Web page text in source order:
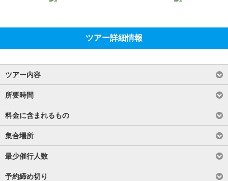
ツアー詳細情報
ツアー内容
所要時間
料金に含まれるもの
集合場所
最少催行人数
予約締め切り